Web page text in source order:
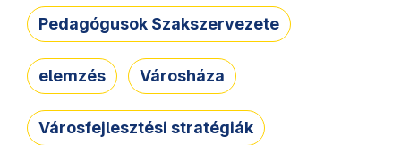
Pedagógusok Szakszervezete
elemzés Városháza
Városfejlesztési stratégiák